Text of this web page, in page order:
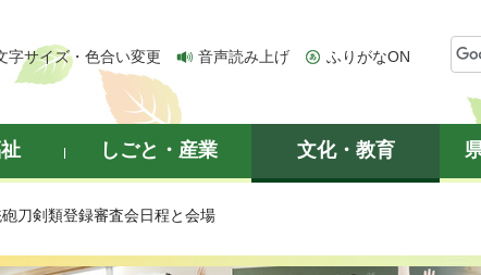
字サイズ・色合い変更 音声読み上げ ふりがなON
しごと・産業 文化・教育
刀剣類登録審査会日程と会場